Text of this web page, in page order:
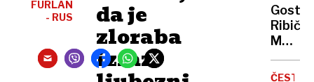
da je
zloraba
izraz
FURLAN
- RUS
most
in se
policiji
Ribič:
Morje
in
ribe